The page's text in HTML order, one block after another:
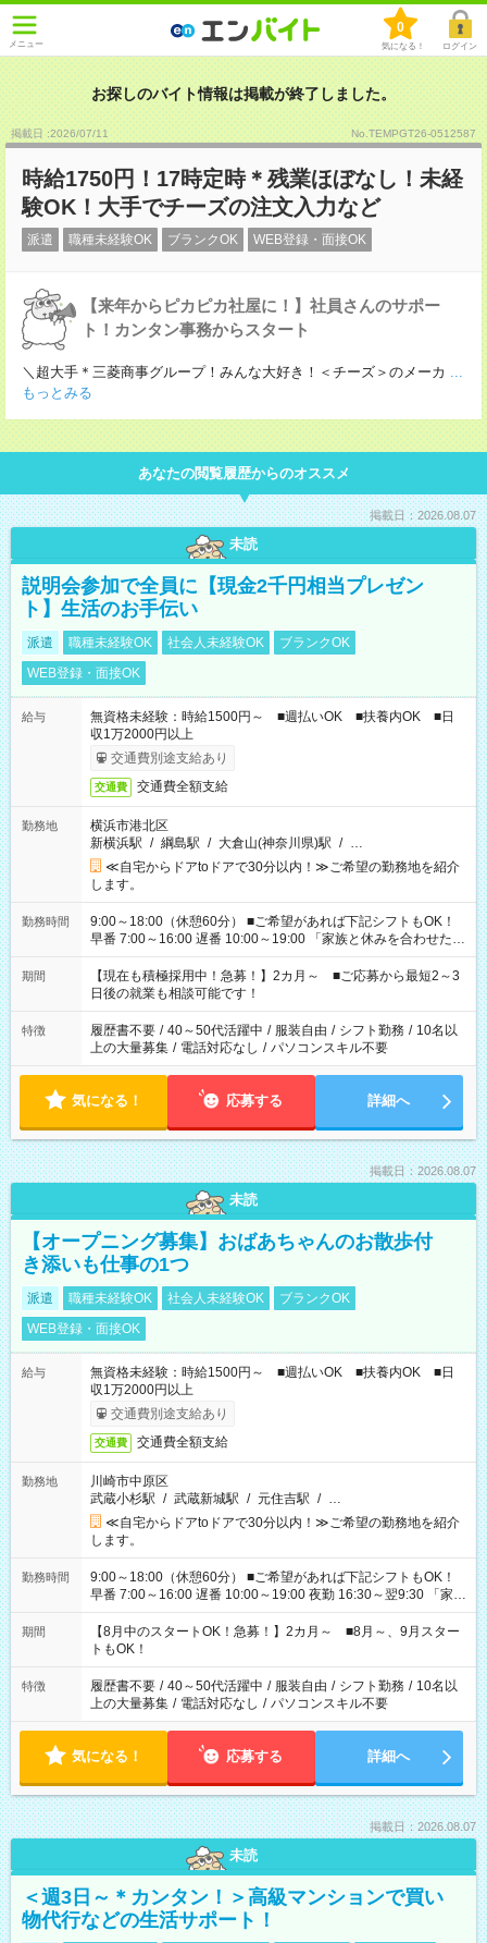
メニュー
0
気になる！ ログイン
お探しのバイト情報は掲載が終了しました。
掲載日 :2026/07/11 No.TEMPGT26-0512587
時給1750円！17時定時＊残業ほぼなし！未経
験OK！大手でチーズの注文入力など
派遣 職種未経験OK ブランクOK WEB登録・面接OK
【来年からピカピカ社屋に！】社員さんのサポー
ト！カンタン事務からスタート
＼超大手＊三菱商事グループ！みんな大好き！＜チーズ＞のメーカ ...
もっとみる
あなたの閲覧履歴からのオススメ
掲載日：2026.08.07
未読
説明会参加で全員に【現金2千円相当プレゼン
ト】生活のお手伝い
派遣 職種未経験OK 社会人未経験OK
ブランクOK
WEB登録・面接OK
給与
無資格未経験：時給1500円～ ■週払いOK ■扶養内OK ■日
収1万2000円以上
交通費別途支給あり
交通費 交通費全額支給
勤務地
横浜市港北区
新横浜駅 / 綱島駅 / 大倉山(神奈川県)駅 / …
≪自宅からドアtoドアで30分以内！≫ご希望の勤務地を紹介
します。
勤務時間
9:00～18:00（休憩60分） ■ご希望があれば下記シフトもOK！
早番 7:00～16:00 遅番 10:00～19:00 「家族と休みを合わせた
い」 「余裕を持って夕飯の準備がしたい」 「できれば残業はし
たくない」 など、ご希望を教えてくださいね。 ※Wワーク希望
の方へ 今ご覧のお仕事で希望する勤務時間と、もう1つのお仕事
の勤務時間。 合計で週40時間を超える場合は応募できません。
期間
【現在も積極採用中！急募！】2カ月～ ■ご応募から最短2～3
日後の就業も相談可能です！
特徴 履歴書不要 / 40～50代活躍中 / 服装自由 / シフト勤務 / 10名以
上の大量募集 / 電話対応なし / パソコンスキル不要
気になる！ 応募する 詳細へ
掲載日：2026.08.07
未読
【オープニング募集】おばあちゃんのお散歩付
き添いも仕事の1つ
派遣 職種未経験OK 社会人未経験OK
ブランクOK
WEB登録・面接OK
給与
無資格未経験：時給1500円～ ■週払いOK ■扶養内OK ■日
収1万2000円以上
交通費別途支給あり
交通費 交通費全額支給
勤務地
川崎市中原区
武蔵小杉駅 / 武蔵新城駅 / 元住吉駅 / …
≪自宅からドアtoドアで30分以内！≫ご希望の勤務地を紹介
します。
勤務時間
9:00～18:00（休憩60分） ■ご希望があれば下記シフトもOK！
早番 7:00～16:00 遅番 10:00～19:00 夜勤 16:30～翌9:30 「家族
と休みを合わせたい」 「余裕を持って夕飯の準備がしたい」
「できれば残業はしたくない」 など、ご希望を教えてください
ね。 ※Wワーク希望の方へ 今ご覧のお仕事で希望する勤務時間
と、もう1つのお仕事の勤務時間。 合計で週40時間を超える場
合は応募できません。
期間
【8月中のスタートOK！急募！】2カ月～ ■8月～、9月スター
トもOK！
特徴 履歴書不要 / 40～50代活躍中 / 服装自由 / シフト勤務 / 10名以
上の大量募集 / 電話対応なし / パソコンスキル不要
気になる！ 応募する 詳細へ
掲載日：2026.08.07
未読
＜週3日～＊カンタン！＞高級マンションで買い
物代行などの生活サポート！